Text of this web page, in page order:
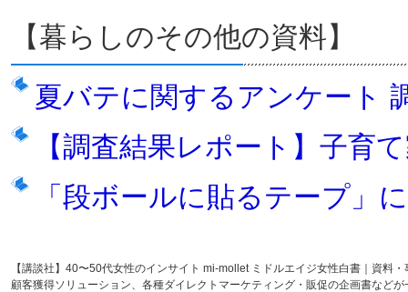
【暮らしのその他の資料】
夏バテに関するアンケート
【調査結果レポート】子育
「段ボールに貼るテープ」
【講談社】40〜50代女性のインサイト mi-mollet ミドルエイジ女性白書｜資料
顧客獲得ソリューション、各種ダイレクトマーケティング・販促の企画書など